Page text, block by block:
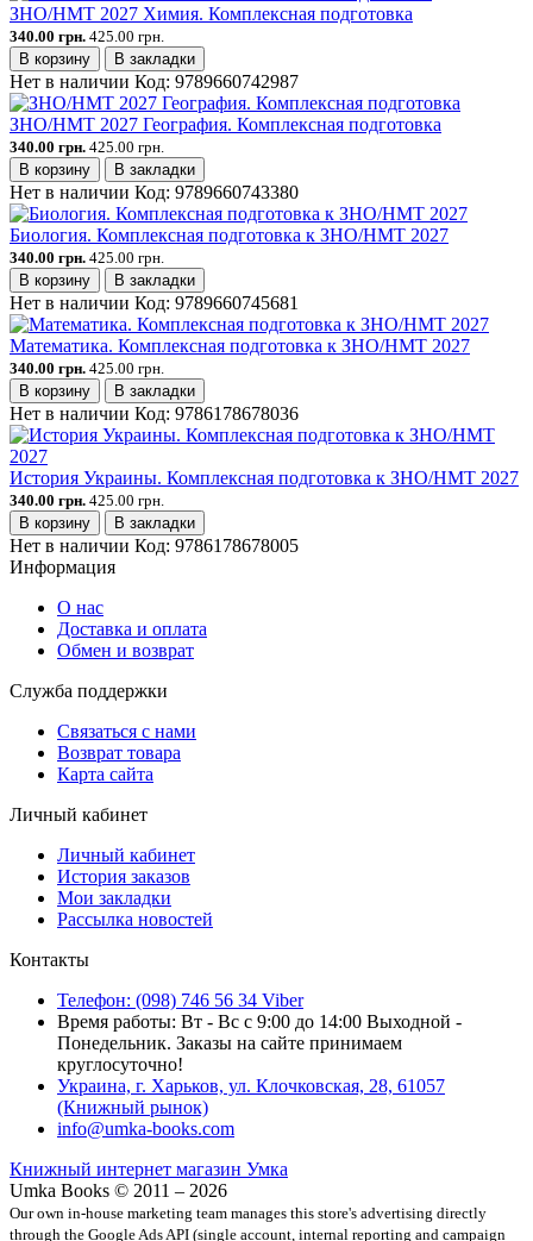
ЗНО/НМТ 2027 Химия. Комплексная подготовка
340.00 грн. 425.00 грн.
В корзину
В закладки
Нет в наличии Код: 9789660742987
ЗНО/НМТ 2027 География. Комплексная подготовка
340.00 грн. 425.00 грн.
В корзину
В закладки
Нет в наличии Код: 9789660743380
Биология. Комплексная подготовка к ЗНО/НМТ 2027
340.00 грн. 425.00 грн.
В корзину
В закладки
Нет в наличии Код: 9789660745681
Математика. Комплексная подготовка к ЗНО/НМТ 2027
340.00 грн. 425.00 грн.
В корзину
В закладки
Нет в наличии Код: 9786178678036
История Украины. Комплексная подготовка к ЗНО/НМТ 2027
340.00 грн. 425.00 грн.
В корзину
В закладки
Нет в наличии Код: 9786178678005
Информация
О нас
Доставка и оплата
Обмен и возврат
Служба поддержки
Связаться с нами
Возврат товара
Карта сайта
Личный кабинет
Личный кабинет
История заказов
Мои закладки
Рассылка новостей
Контакты
Телефон: (098) 746 56 34 Viber
Время работы: Вт - Вс с 9:00 до 14:00 Выходной -
Понедельник. Заказы на сайте принимаем
круглосуточно!
Украина, г. Харьков, ул. Клочковская, 28, 61057
(Книжный рынок)
info@umka-books.com
Книжный интернет магазин Умка
Umka Books © 2011 – 2026
Our own in-house marketing team manages this store's advertising directly
through the Google Ads API (single account, internal reporting and campaign